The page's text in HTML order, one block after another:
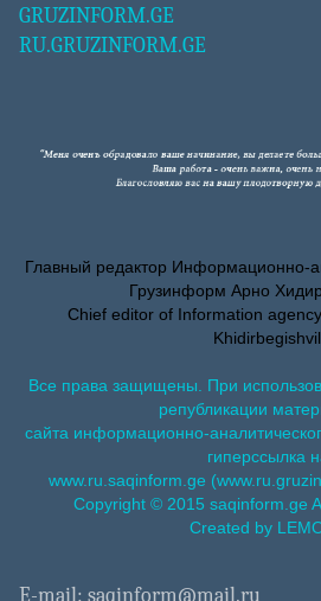
GRUZINFORM.GE
RU.GRUZINFORM.GE
Главный редактор Информационно-
Грузинформ Арно
Chief editor of Information
Все права защищены. При
републикации
сайта информационно-
гиперссылка
www.ru.saqinform.ge
Copyright © 2015 saqinform.ge
Created by
E-mail: saqinform@mail.ru